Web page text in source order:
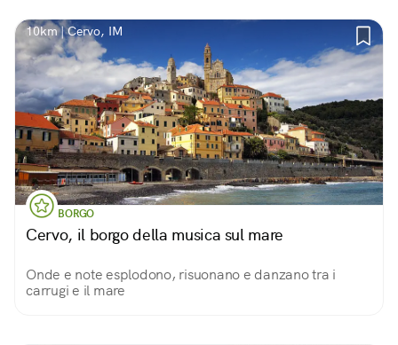
10km | Cervo, IM
BORGO
Cervo, il borgo della musica sul mare
Onde e note esplodono, risuonano e danzano tra i
carrugi e il mare